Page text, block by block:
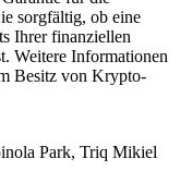
sorgfältig, ob eine
Ihrer finanziellen
Weitere Informationen
Besitz von Krypto-
Park, Triq Mikiel